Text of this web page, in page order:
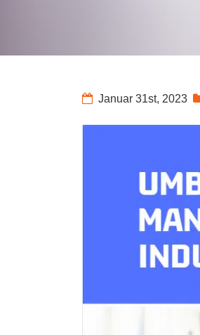
Januar 31st, 2023